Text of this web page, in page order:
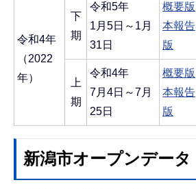
令和4年
（2022
年）
下
期
令和5年
1月5日～1月
31日
概要版
本報告
版
上
期
令和4年
7月4日～7月
25日
概要版
本報告
版
新潟市オープンデータ